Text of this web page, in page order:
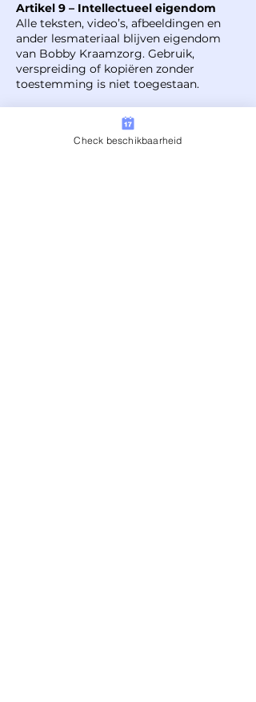
Artikel 9 – Intellectueel eigendom
Alle teksten, video’s, afbeeldingen en
ander lesmateriaal blijven eigendom
van Bobby Kraamzorg. Gebruik,
verspreiding of kopiëren zonder
toestemming is niet toegestaan.
Artikel 10 – Klachten
Klachten kunnen per e-mail worden
ingediend viaCheck beschikbaarheid